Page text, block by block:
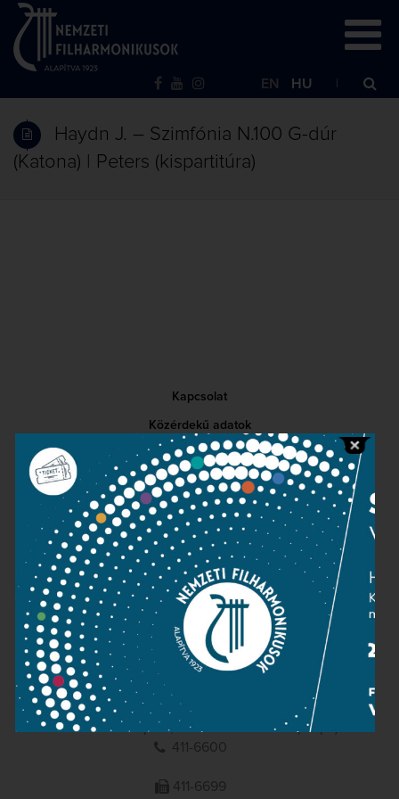
EN HU
Haydn J. – Szimfónia N.100 G-dúr
(Katona) | Peters (kispartitúra)
Kapcsolat
Közérdekű adatok
Sajtószoba
Adatvédelem
Impresszum
NEMZETI
FILHARMONIKUSOK
1095 Budapest, Komor Marcell u. 1. (Müpa)
411-6600
411-6699